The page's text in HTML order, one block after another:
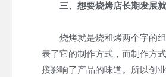
三、想要烧烤店长期发展
烧烤就是烧和烤两个字的组
表了它的制作方式，而制作方
接影响了产品的味道。所以创